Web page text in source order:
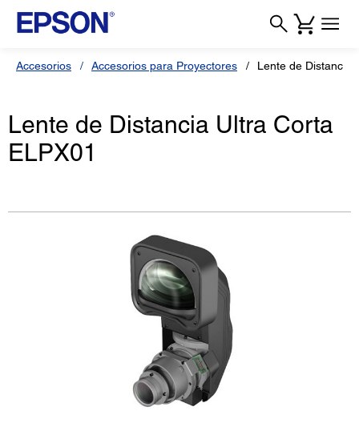
Accesorios Accesorios para Proyectores Lente de Distancia
Lente de Distancia Ultra Corta
ELPX01